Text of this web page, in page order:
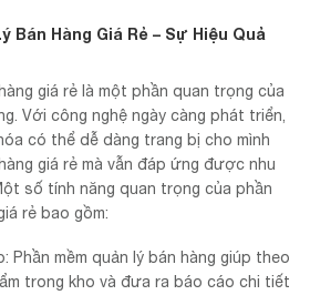
Bán Hàng Giá Rẻ – Sự Hiệu Quả
giá rẻ là một phần quan trọng của
Với công nghệ ngày càng phát triển,
có thể dễ dàng trang bị cho mình
giá rẻ mà vẫn đáp ứng được nhu
số tính năng quan trọng của phần
rẻ bao gồm:
Phần mềm quản lý bán hàng giúp theo
trong kho và đưa ra báo cáo chi tiết